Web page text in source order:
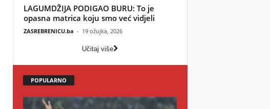
LAGUMDŽIJA PODIGAO BURU: To je
opasna matrica koju smo već vidjeli
ZASREBRENICU.ba - 19 ožujka, 2026
Učitaj više
POPULARNO